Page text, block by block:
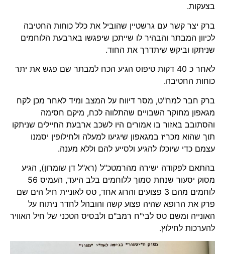
בצעקות.
ברק יצר קשר עם גרשטיין שהוביל את כלל כוחות החטיבה
לכיוון המבתר והבהיר לו שייתכן שיפגשו בארבעת הלוחמים
שניתקו וביקש שיתדרך את החוד.
לאחר כ 40 דקות טיפוס הגיע הכח למבתר שם פגש את יתר
כוחות החטיבה.
ברק חבר למח"ט, מסר דיווח על המצב ומיד לאחר מכן לקח
מגאפון מחוקר השבויים שהתלווה לכח, מיקם חסימה
והסתובב באזור בו אמורים היו לשכב ארבעת החיילים שניתקו
תוך שהוא מכריז במגאפון שיגיעו למעלה ולחילופין יסמנו
עצמם כדי שיוכלו להגיע ולסייע להם וללא מענה.
בהתאם לפקודה ישירה מהרמטכ"ל (רא"ל דן שומרון), הגיע
מסוק יסעור שנחת סמוך ללוחמים בלב היעד, העמיס 56
לוחמים מהם 3 פצועים והרוג אחד, טס לאוניית חיל הים שם
פרק את הרופא שהיה פצוע קשה והובהל לחדר ניתוח על
האונייה ומשם טס לבי"ח רמב"ם ולבסיס הטכני של חיל האוויר
להערכות לחילוץ.